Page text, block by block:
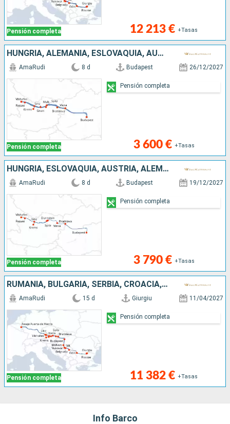
Pensión completa 12 213 € +Tasas
HUNGRÍA, ALEMANIA, ESLOVAQUIA, AUSTRIA
Pensión completa
AmaRudi 8 d Budapest 26/12/2027
3 600 € +Tasas
Pensión completa
HUNGRÍA, ESLOVAQUIA, AUSTRIA, ALEMANIA
Pensión completa
AmaRudi 8 d Budapest 19/12/2027
3 790 € +Tasas
Pensión completa
RUMANIA, BULGARIA, SERBIA, CROACIA, HUNGRÍA, ESLOVAQUIA, AUSTRIA, ALEMANIA
Pensión completa
AmaRudi 15 d Giurgiu 11/04/2027
11 382 € +Tasas
Pensión completa
Info Barco